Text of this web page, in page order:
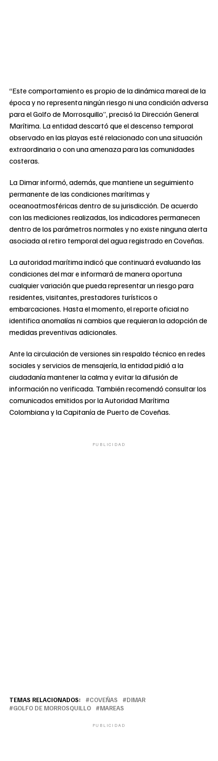
“Este comportamiento es propio de la dinámica mareal de la
época y no representa ningún riesgo ni una condición adversa
para el Golfo de Morrosquillo”, precisó la Dirección General
Marítima. La entidad descartó que el descenso temporal
observado en las playas esté relacionado con una situación
extraordinaria o con una amenaza para las comunidades
costeras.
La Dimar informó, además, que mantiene un seguimiento
permanente de las condiciones marítimas y
oceanoatmosféricas dentro de su jurisdicción. De acuerdo
con las mediciones realizadas, los indicadores permanecen
dentro de los parámetros normales y no existe ninguna alerta
asociada al retiro temporal del agua registrado en Coveñas.
La autoridad marítima indicó que continuará evaluando las
condiciones del mar e informará de manera oportuna
cualquier variación que pueda representar un riesgo para
residentes, visitantes, prestadores turísticos o
embarcaciones. Hasta el momento, el reporte oficial no
identifica anomalías ni cambios que requieran la adopción de
medidas preventivas adicionales.
Ante la circulación de versiones sin respaldo técnico en redes
sociales y servicios de mensajería, la entidad pidió a la
ciudadanía mantener la calma y evitar la difusión de
información no verificada. También recomendó consultar los
comunicados emitidos por la Autoridad Marítima
Colombiana y la Capitanía de Puerto de Coveñas.
PUBLICIDAD
TEMAS RELACIONADOS: COVEÑAS
DIMAR
GOLFO DE MORROSQUILLO
MAREAS
PUBLICIDAD